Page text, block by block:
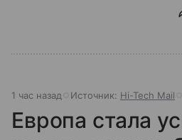
1 час назад Источник: Hi-Tech Mail
Европа стала